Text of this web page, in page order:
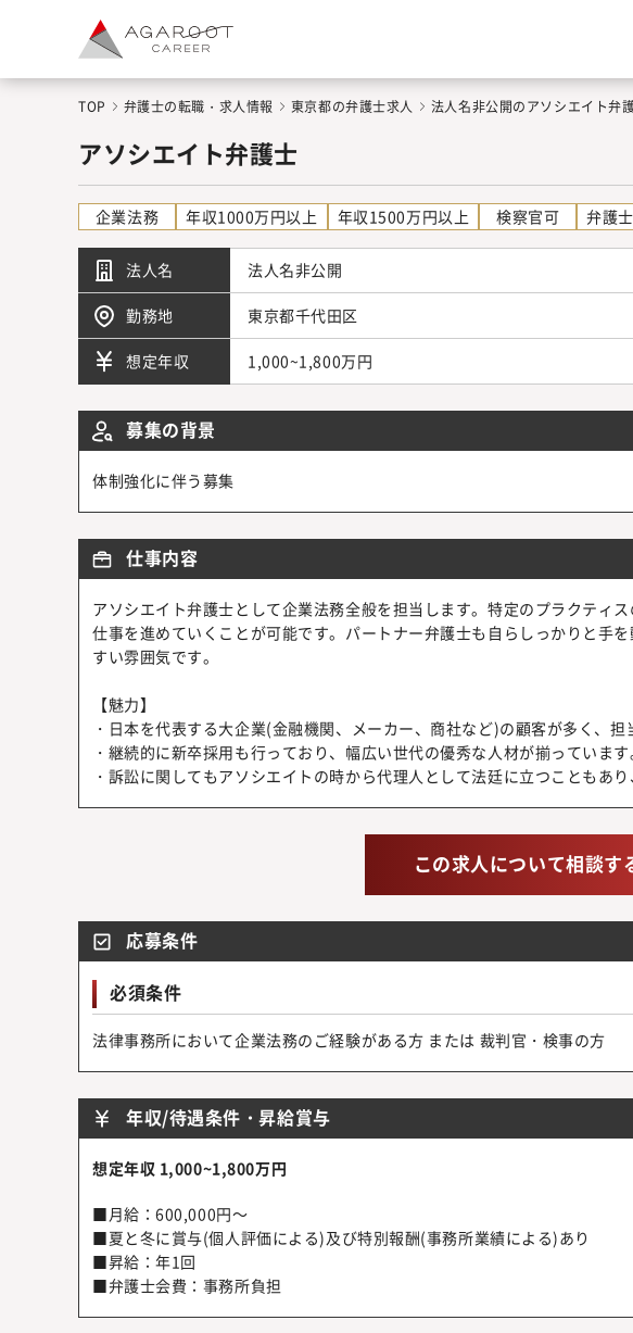
TOP 弁護士の転職・求人情報 東京都の弁護士求人 法人名非公開のアソシエイト弁
アソシエイト弁護士
企業法務 年収1000万円以上 年収1500万円以上 検察官可 弁護
法人名 法人名非公開
勤務地 東京都千代田区
想定年収 1,000~1,800万円
募集の背景
体制強化に伴う募集
仕事内容
アソシエイト弁護士として企業法務全般を担当します。特定のプラクティ
仕事を進めていくことが可能です。パートナー弁護士も自らしっかりと手
すい雰囲気です。
【魅力】
・日本を代表する大企業(金融機関、メーカー、商社など)の顧客が多く、担
・継続的に新卒採用も行っており、幅広い世代の優秀な人材が揃っています
・訴訟に関してもアソシエイトの時から代理人として法廷に立つこともあ
この求人について相談す
応募条件
必須条件
法律事務所において企業法務のご経験がある方 または 裁判官・検事の方
年収/待遇条件・昇給賞与
想定年収 1,000~1,800万円
■月給：600,000円～
■夏と冬に賞与(個人評価による)及び特別報酬(事務所業績による)あり
■昇給：年1回
■弁護士会費：事務所負担